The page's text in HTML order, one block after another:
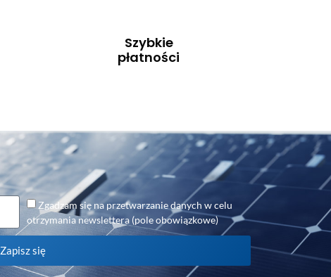
Szybkie
płatności
Zgadzam się na przetwarzanie danych w celu
otrzymania newslettera (pole obowiązkowe)
Zapisz się